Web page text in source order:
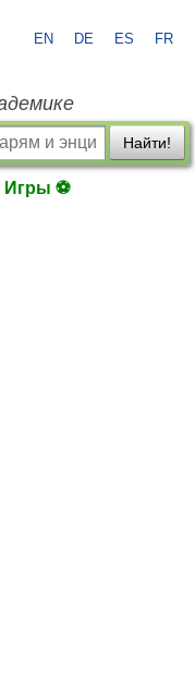
EN DE ES FR
Найти!
Игры ⚽